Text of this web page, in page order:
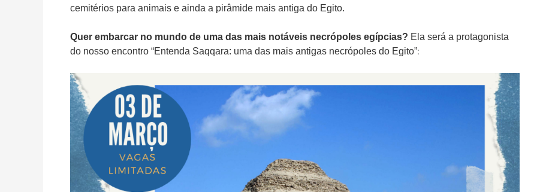
cemitérios para animais e ainda a pirâmide mais antiga do Egito.
Quer embarcar no mundo de uma das mais notáveis necrópoles egípcias? Ela será a protagonista
do nosso encontro “Entenda Saqqara: uma das mais antigas necrópoles do Egito”: